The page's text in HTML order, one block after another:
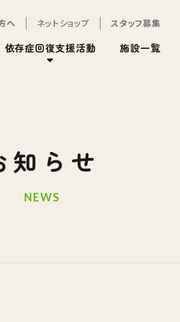
へ ネットショップ スタッフ募集
依存症回復支援活動 施設一覧
知らせ
NEWS